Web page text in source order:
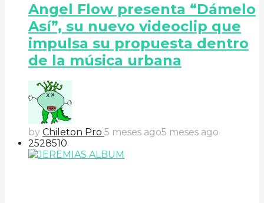
Angel Flow presenta “Dámelo
Así”, su nuevo videoclip que
impulsa su propuesta dentro
de la música urbana
by Chileton Pro 5 meses ago5 meses ago
2528510